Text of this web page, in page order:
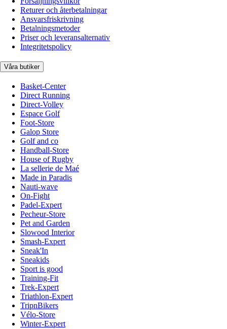
Returer och återbetalningar
Ansvarsfriskrivning
Betalningsmetoder
Priser och leveransalternativ
Integritetspolicy
Våra butiker
Basket-Center
Direct Running
Direct-Volley
Espace Golf
Foot-Store
Galop Store
Golf and co
Handball-Store
House of Rugby
La sellerie de Maé
Made in Paradis
Nauti-wave
On-Fight
Padel-Expert
Pecheur-Store
Pet and Garden
Slowood Interior
Smash-Expert
Sneak'In
Sneakids
Sport is good
Training-Fit
Trek-Expert
Triathlon-Expert
TripnBikers
Vélo-Store
Winter-Expert